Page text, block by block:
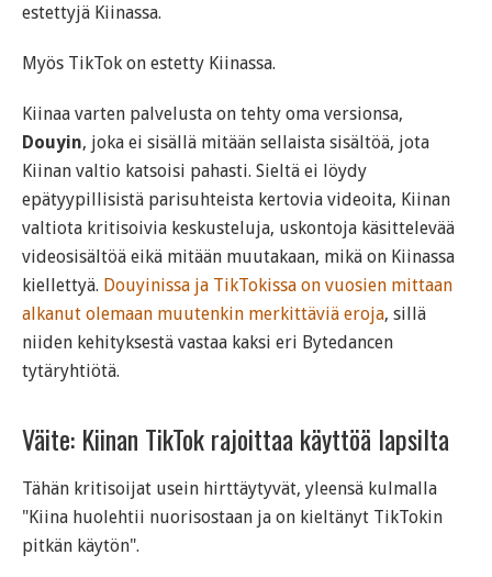
estettyjä Kiinassa.
Myös TikTok on estetty Kiinassa.
Kiinaa varten palvelusta on tehty oma versionsa,
Douyin, joka ei sisällä mitään sellaista sisältöä, jota
Kiinan valtio katsoisi pahasti. Sieltä ei löydy
epätyypillisistä parisuhteista kertovia videoita, Kiinan
valtiota kritisoivia keskusteluja, uskontoja käsittelevää
videosisältöä eikä mitään muutakaan, mikä on Kiinassa
kiellettyä. Douyinissa ja TikTokissa on vuosien mittaan
alkanut olemaan muutenkin merkittäviä eroja, sillä
niiden kehityksestä vastaa kaksi eri Bytedancen
tytäryhtiötä.
Väite: Kiinan TikTok rajoittaa käyttöä lapsilta
Tähän kritisoijat usein hirttäytyvät, yleensä kulmalla
"Kiina huolehtii nuorisostaan ja on kieltänyt TikTokin
pitkän käytön".